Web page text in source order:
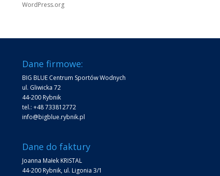
WordPress.org
Dane firmowe:
BIG BLUE Centrum Sportów Wodnych
ul. Gliwicka 72
44-200 Rybnik
tel.: +48 733812772
info@bigblue.rybnik.pl
Dane do faktury
Joanna Małek KRISTAL
44-200 Rybnik, ul. Ligonia 3/1